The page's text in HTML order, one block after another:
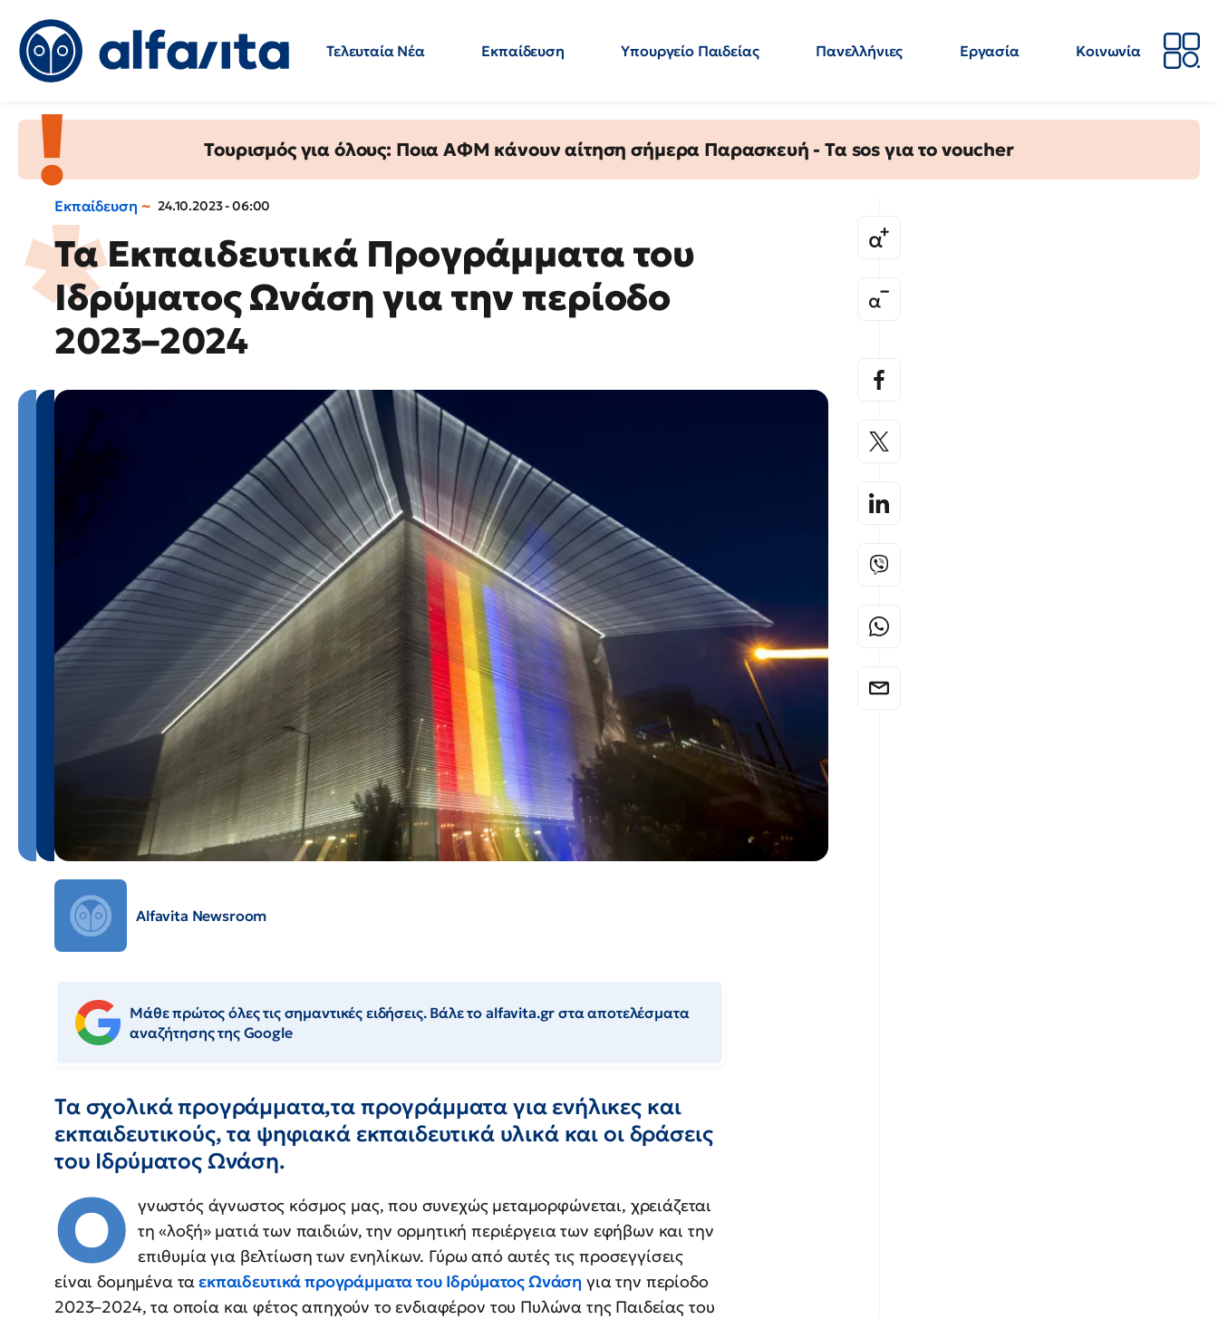
Τελευταία Νέα Εκπαίδευση Υπουργείο Παιδείας Πανελλήνιες Εργασία
Κοινωνία
Τουρισμός για όλους: Ποια ΑΦΜ κάνουν αίτηση σήμερα Παρασκευή - Τα sos για το voucher
Εκπαίδευση 24.10.2023 - 06:00
Τα Εκπαιδευτικά Προγράμματα του
Ιδρύματος Ωνάση για την περίοδο
2023–2024
Alfavita Newsroom
Μάθε πρώτος όλες τις σημαντικές ειδήσεις. Βάλε το alfavita.gr στα αποτελέσματα
αναζήτησης της Google
Τα σχολικά προγράμματα,τα προγράμματα για ενήλικες και
εκπαιδευτικούς, τα ψηφιακά εκπαιδευτικά υλικά και οι δράσεις
του Ιδρύματος Ωνάση.
Ο γνωστός άγνωστος κόσμος μας, που συνεχώς μεταμορφώνεται, χρειάζεται
τη «λοξή» ματιά των παιδιών, την ορμητική περιέργεια των εφήβων και την
επιθυμία για βελτίωση των ενηλίκων. Γύρω από αυτές τις προσεγγίσεις
είναι δομημένα ταεκπαιδευτικά προγράμματατουΙδρύματος Ωνάση για την περίοδο
2023–2024, τα οποία και φέτος απηχούν το ενδιαφέρον του Πυλώνα της Παιδείας του